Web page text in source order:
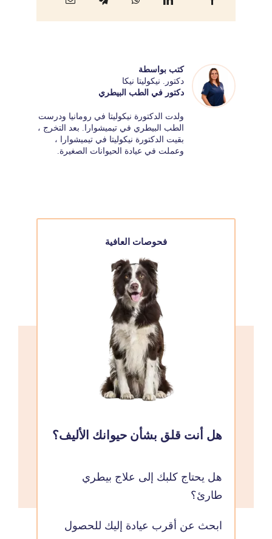
كتب بواسطة
دكتور. نيكوليتا نيكا
دكتور في الطب البيطري
ولدت الدكتورة نيكوليتا في رومانيا ودرست
الطب البيطري في تيميشوارا. بعد التخرج ،
بقيت الدكتورة نيكوليتا في تيميشوارا ،
وعملت في عيادة الحيوانات الصغيرة.
فحوصات العافية
هل أنت قلق بشأن حيوانك الأليف؟
هل يحتاج كلبك إلى علاج بيطري
طارئ؟
ابحث عن أقرب عيادة إليك للحصول